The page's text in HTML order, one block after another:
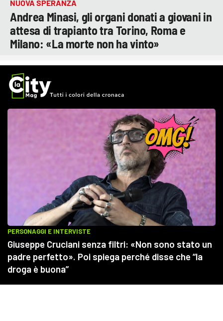
NUOVA SPERANZA
Andrea Minasi, gli organi donati a giovani in
attesa di trapianto tra Torino, Roma e
Milano: «La morte non ha vinto»